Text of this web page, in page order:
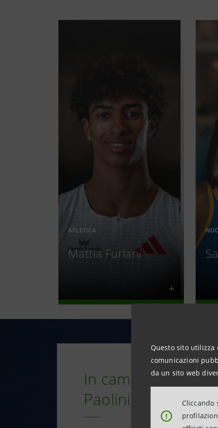
Questo sito utilizza
comunicazioni
da un sito web
!
Cliccando
ATLETICA
Mattia Furlani
In campo al fianco
Paolini